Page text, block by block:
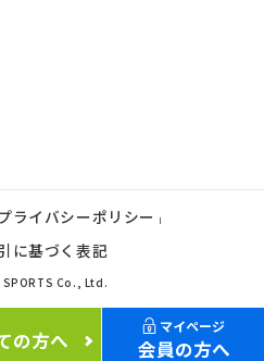
ライバシーポリシー |
に基づく表記
SPORTS Co., Ltd.
の方へ
マイページ
会員の方へ